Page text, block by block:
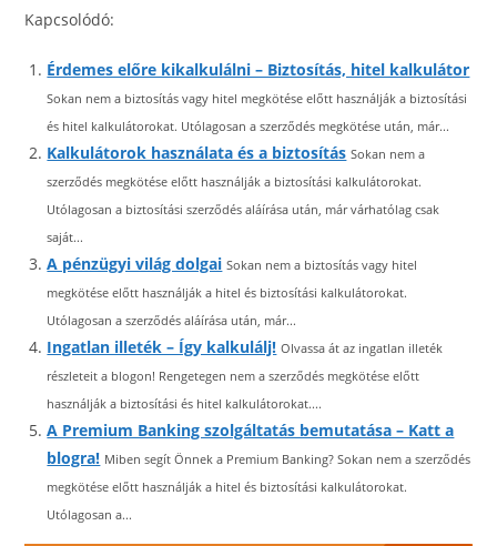
Kapcsolódó:
Érdemes előre kikalkulálni – Biztosítás, hitel kalkulátor
Sokan nem a biztosítás vagy hitel megkötése előtt használják a biztosítási
és hitel kalkulátorokat. Utólagosan a szerződés megkötése után, már...
Kalkulátorok használata és a biztosítás Sokan nem a
szerződés megkötése előtt használják a biztosítási kalkulátorokat.
Utólagosan a biztosítási szerződés aláírása után, már várhatólag csak
saját...
A pénzügyi világ dolgai Sokan nem a biztosítás vagy hitel
megkötése előtt használják a hitel és biztosítási kalkulátorokat.
Utólagosan a szerződés aláírása után, már...
Ingatlan illeték – Így kalkulálj! Olvassa át az ingatlan illeték
részleteit a blogon! Rengetegen nem a szerződés megkötése előtt
használják a biztosítási és hitel kalkulátorokat....
A Premium Banking szolgáltatás bemutatása – Katt a
blogra! Miben segít Önnek a Premium Banking? Sokan nem a szerződés
megkötése előtt használják a hitel és biztosítási kalkulátorokat.
Utólagosan a...